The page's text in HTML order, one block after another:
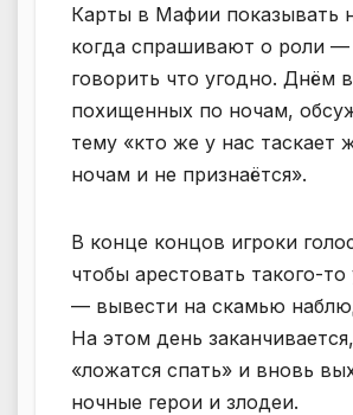
Карты в Мафии показывать
когда спрашивают о роли
говорить что угодно. Днём
похищенных по ночам,
тему «кто же у нас таскает
ночам и не признаётся».
В конце концов игроки
чтобы арестовать такого-то
— вывести на скамью
На этом день
«ложатся спать» и вновь
ночные герои и злодеи.